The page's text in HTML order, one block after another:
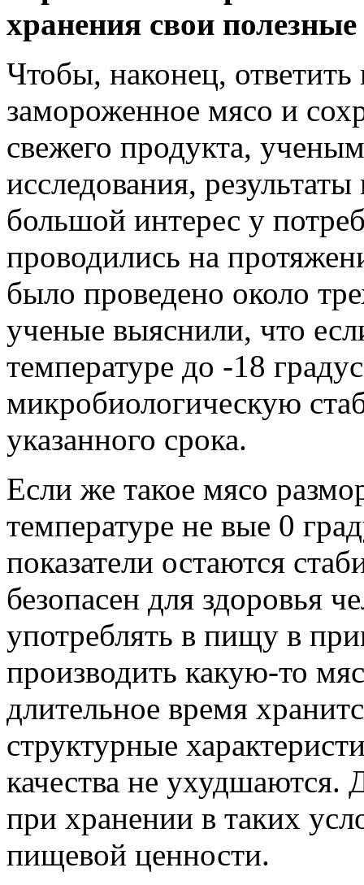
хранения свои полезные
Чтобы, наконец, ответить
замороженное мясо и
свежего продукта,
исследования,
большой интерес у
проводились на
было проведено около
ученые выяснили, что
температуре до -18
микробиологическую
указанного срока.
Если же такое мясо
температуре не вые 0
показатели остаются
безопасен для здоровья
употреблять в пищу в
производить какую-то
длительное время
структурные
качества не ухудшаются.
при хранении в таких
пищевой ценности.